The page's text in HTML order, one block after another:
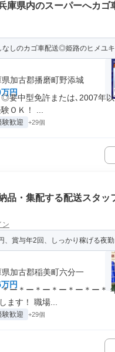
県内のスーパーへカゴ
なしのカゴ車配送◎姫路のヒメユ
加古郡播磨町野添城
円
要中型免許または､2007年
ＯＫ！ ...
験歓迎 +29個
品・集配する配送スタッ
ン
、賞与年2回、しっかり稼げる夜勤
加古郡稲美町六分一
円
ー＊ー＊ー＊ー＊ー＊ー＊
ます！ 職場...
験歓迎 +29個